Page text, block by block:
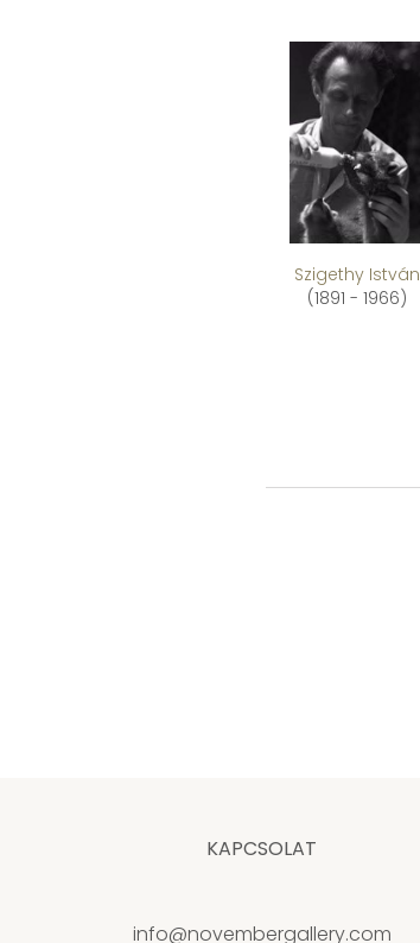
Szigethy István
(1891 - 1966)
KAPCSOLAT
info@novembergallery.com